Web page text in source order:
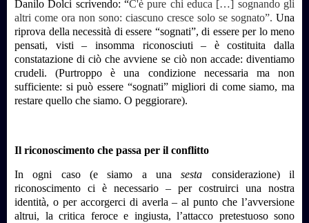
Danilo Dolci scrivendo: “C'è pure chi educa […] sognando gli
altri come ora non sono: ciascuno cresce solo se sognato”. Una
riprova della necessità di essere “sognati”, di essere per lo meno
pensati, visti – insomma riconosciuti – è costituita dalla
constatazione di ciò che avviene se ciò non accade: diventiamo
crudeli. (Purtroppo è una condizione necessaria ma non
sufficiente: si può essere “sognati” migliori di come siamo, ma
restare quello che siamo. O peggiorare).
Il riconoscimento che passa per il conflitto
In ogni caso (e siamo a unasesta considerazione) il
riconoscimento ci è necessario – per costruirci una nostra
identità, o per accorgerci di averla – al punto che l’avversione
altrui, la critica feroce e ingiusta, l’attacco pretestuoso sono